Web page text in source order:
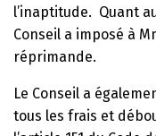
l’inaptitude. Quant
Conseil a imposé à
réprimande.
Le Conseil a
tous les frais et